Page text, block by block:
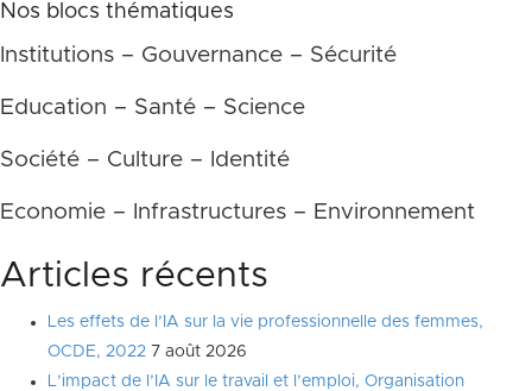
Nos blocs thématiques
Institutions – Gouvernance – Sécurité
Education – Santé – Science
Société – Culture – Identité
Economie – Infrastructures – Environnement
Articles récents
Les effets de l’IA sur la vie professionnelle des femmes,
OCDE, 2022 7 août 2026
L’impact de l’IA sur le travail et l’emploi, Organisation